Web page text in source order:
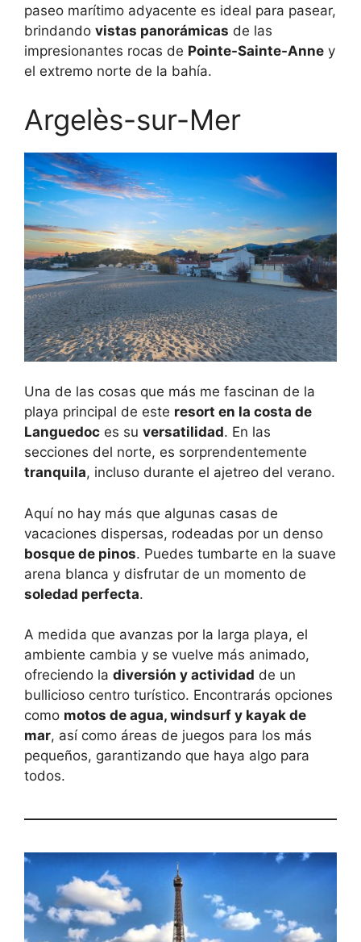
paseo marítimo adyacente es ideal para pasear,
brindando vistas panorámicas de las
impresionantes rocas de Pointe-Sainte-Anne y
el extremo norte de la bahía.
Argelès-sur-Mer
Una de las cosas que más me fascinan de la
playa principal de este resort en la costa de
Languedoc es su versatilidad. En las
secciones del norte, es sorprendentemente
tranquila, incluso durante el ajetreo del verano.
Aquí no hay más que algunas casas de
vacaciones dispersas, rodeadas por un denso
bosque de pinos. Puedes tumbarte en la suave
arena blanca y disfrutar de un momento de
soledad perfecta.
A medida que avanzas por la larga playa, el
ambiente cambia y se vuelve más animado,
ofreciendo la diversión y actividad de un
bullicioso centro turístico. Encontrarás opciones
como motos de agua, windsurf y kayak de
mar, así como áreas de juegos para los más
pequeños, garantizando que haya algo para
todos.